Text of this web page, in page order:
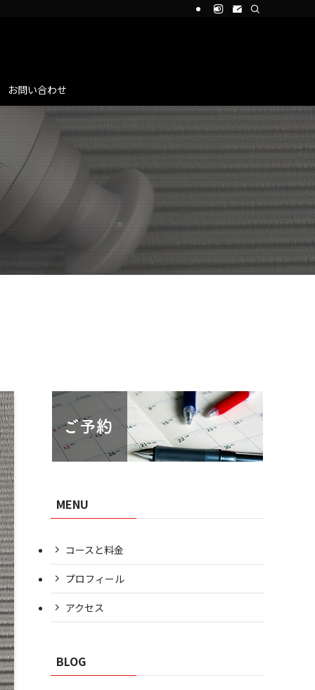
お問い合わせ
MENU
コースと料金
プロフィール
アクセス
BLOG